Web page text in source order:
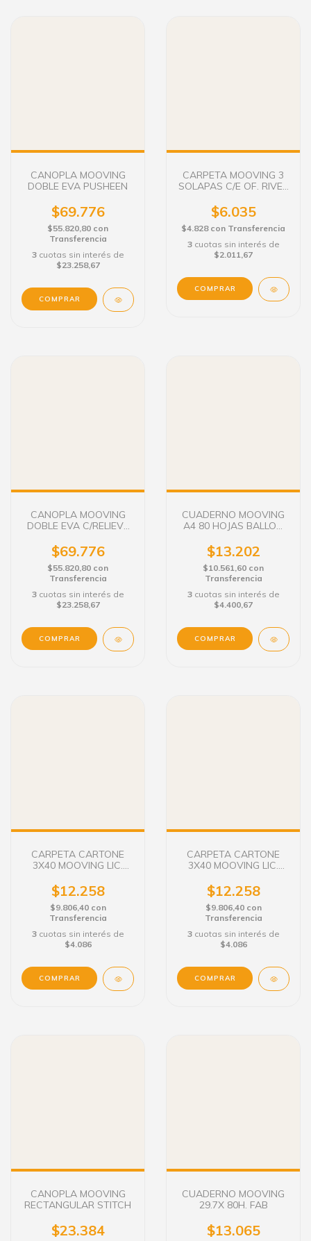
CANOPLA MOOVING
DOBLE EVA PUSHEEN
$69.776
$55.820,80 con
Transferencia
3 cuotas sin interés de
$23.258,67
CARPETA MOOVING 3
SOLAPAS C/E OF. RIVER
BLANCO
$6.035
$4.828 con Transferencia
3 cuotas sin interés de
$2.011,67
CANOPLA MOOVING
DOBLE EVA C/RELIEVE
$69.776
$55.820,80 con
Transferencia
3 cuotas sin interés de
$23.258,67
CUADERNO MOOVING
A4 80 HOJAS BALLON
$13.202
$10.561,60 con
Transferencia
3 cuotas sin interés de
$4.400,67
CARPETA CARTONE
3X40 MOOVING LIC.
$12.258
$9.806,40 con
Transferencia
3 cuotas sin interés de
$4.086
CARPETA CARTONE
3X40 MOOVING LIC.
$12.258
$9.806,40 con
Transferencia
3 cuotas sin interés de
$4.086
CANOPLA MOOVING
RECTANGULAR STITCH
$23.384
CUADERNO MOOVING
29.7X 80H. FAB
$13.065